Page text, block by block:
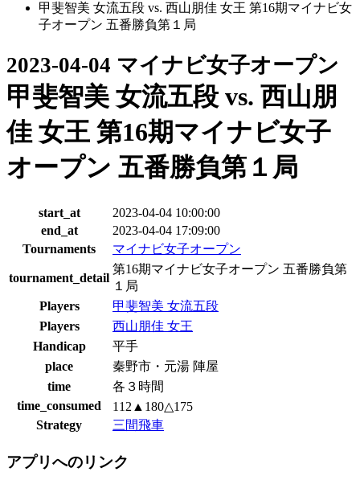
甲斐智美 女流五段 vs. 西山朋佳 女王 第16期マイナビ女
子オープン 五番勝負第１局
2023-04-04 マイナビ女子オープン
甲斐智美 女流五段 vs. 西山朋
佳 女王 第16期マイナビ女子
オープン 五番勝負第１局
start_at
2023-04-04 10:00:00
end_at
2023-04-04 17:09:00
Tournaments
マイナビ女子オープン
tournament_detail
第16期マイナビ女子オープン 五番勝負第
１局
Players
甲斐智美 女流五段
Players
西山朋佳 女王
Handicap
平手
place
秦野市・元湯 陣屋
time
各３時間
time_consumed
112▲180△175
Strategy
三間飛車
アプリへのリンク